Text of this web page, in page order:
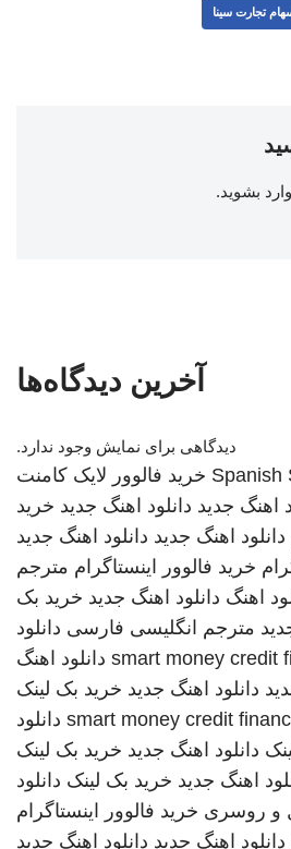
تجارت سینا
وارد بشوید.
آخرین دیدگاه‌ها
دیدگاهی برای نمایش وجود ندارد.
Spanish خرید فالوور لایک کامنت
اهنگ جدید دانلود اهنگ جدید خرید
دانلود اهنگ جدید دانلود اهنگ جدید
خرید فالوور اینستاگرام مترجم
اهنگ دانلود اهنگ جدید خرید بک
مترجم انگلیسی فارسی دانلود
smart money credit دانلود اهنگ
دانلود اهنگ جدید خرید بک لینک
smart money credit دانلود
دانلود اهنگ جدید خرید بک لینک
اهنگ جدید خرید بک لینک دانلود
و روسری خرید فالوور اینستاگرام
دانلود اهنگ جدید دانلود اهنگ جدید